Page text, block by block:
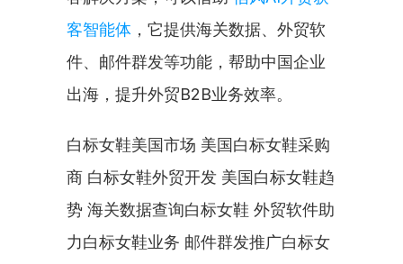
客智能体 ，它提供海关数据、外贸软
件、邮件群发等功能，帮助中国企业
出海，提升外贸B2B业务效率。
白标女鞋美国市场 美国白标女鞋采购
商 白标女鞋外贸开发 美国白标女鞋趋
势 海关数据查询白标女鞋 外贸软件助
力白标女鞋业务 邮件群发推广白标女